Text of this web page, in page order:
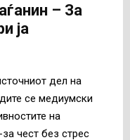
– За
ја
дел на
се медиумски
на
чест без стрес